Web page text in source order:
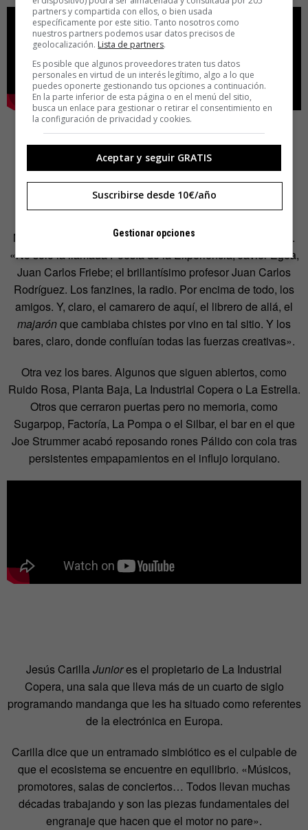
«¡Fran, ponme una caña!»
No todo eran bandas. Ferrón invoca también a los poetas.
«No solo la llamada Poesía de la Experiencia, Javier Egea,
Juan Carlos Friebe; el brillantísimo profesor Juan Carlos
Rodríguez. Los fanzines, la radio. Por encima de todo, los
amigos. Y, claro, el camarero de aquí, el librero de allá, el
majarónque cambiaba chistes por vino en tal sitio. Y los
bares, claro, donde confluían todas las fuerzas creativas».
Otra vez los bares. Algunos que siguen abiertos, como
Ruido Rosa, Planta Baja, La Industrial Copera o La Estrella.
Otros que cerraron puertas pero no memoria, como
Sugarpop, Factoría, La Pompa o el Silbar, el bar en el que
Joe Strummer acabó reposando rones Pálido con cola tras
persistentes empapamientos en el influjo lorquiano.
Jesús CarillaJuniores el propietario de La Industrial
Copera, una sala que lleva más de un cuarto de siglo
programando mandanga que les ha situado como referentes
de la electrónica en Europa.
Carilla dice que un entramado simbiótico es el culpable de
que el ecosistema se encuentre en equilibrio. «Músicos,
promotores, salas de conciertos… Todos llevan muchas
décadas trabajando y son las piezas fundamentales del
engranaje que hacen que el motor no pare».
partners y compartida con ellos, o bien usada
específicamente por este sitio. Tanto nosotros como
nuestros partners podemos usar datos precisos de
geolocalización. Lista de partners.
Es posible que algunos proveedores traten tus datos
personales en virtud de un interés legítimo, algo a lo que
puedes oponerte gestionando tus opciones a continuación.
En la parte inferior de esta página o en el menú del sitio,
busca un enlace para gestionar o retirar el consentimiento en
la configuración de privacidad y cookies.
Aceptar y seguir GRATIS
Suscribirse desde 10€/año
Gestionar opciones